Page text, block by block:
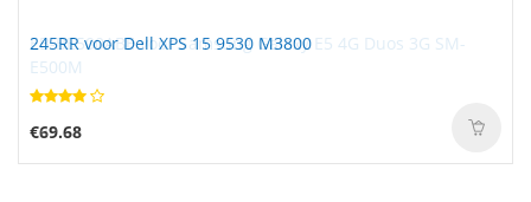
245RR voor Dell XPS 15 9530 M3800
€69.68